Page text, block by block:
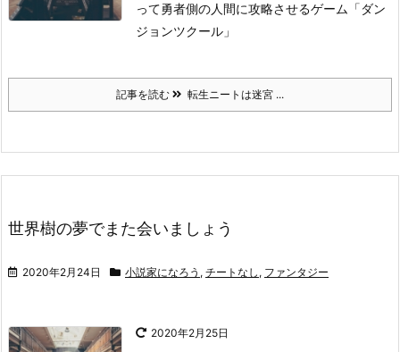
って勇者側の人間に攻略させるゲーム「ダン
ジョンツクール」
記事を読む 転生ニートは迷宮 ...
世界樹の夢でまた会いましょう
2020年2月24日 小説家になろう , チートなし , ファンタジー
2020年2月25日